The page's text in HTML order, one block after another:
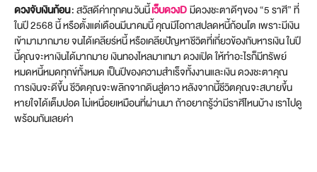
ดวงจับเงินก้อน: สวัสดีค่าทุกคน วันนี้เว็บดวงDมีดวงชะตาดีๆของ “5 ราศี” ที่
ในปี 2568 นี้ หรือตั้งแต่เดือนมีนาคมนี้ คุณมีโอกาสปลดหนี้ก้อนโต เพราะมีเงิน
เข้ามามากมาย จนได้เคลียร์หนี้ หรือเคลียปัญหาชีวิตที่เกี่ยวข้องกับหารเงิน ในปี
นี้คุณจะหาเงินได้มากมาย เงินทองไหลมาเทมา ดวงเปิด ให้ทำอะไรก็มีทรัพย์
หมดหนี้หมดทุกข์ทั้งหมด เป็นปีของความสำเร็จทั้งงานและเงิน ดวงชะตาคุณ
การเงินจะดีขึ้น ชีวิตคุณจะพลิกจากดินสู่ดาว หลังจากนี้ชีวิตคุณจะสบายขึ้น
หายใจได้เต็มปอด ไม่เหนื่อยเหมือนที่ผ่านมา ถ้าอยากรู้ว่ามีราศีไหนบ้าง เราไปดู
พร้อมกันเลยค่า